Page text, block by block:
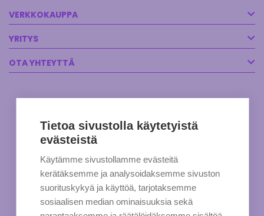
VERKKOKAUPPA
YRITYS
OTA YHTEYTTÄ
Tietoa sivustolla käytetyistä
evästeistä
Käytämme sivustollamme evästeitä
kerätäksemme ja analysoidaksemme sivuston
suorituskykyä ja käyttöä, tarjotaksemme
sosiaalisen median ominaisuuksia sekä